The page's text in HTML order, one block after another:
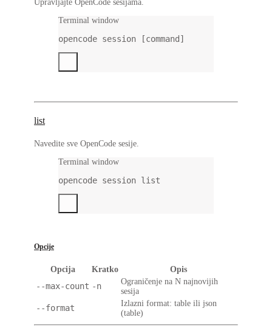
Upravljajte OpenCode sesijama.
Terminal window
opencode session [command]
list
Navedite sve OpenCode sesije.
Terminal window
opencode session list
Opcije
Opcija Kratko Opis
--max-count -n
Ograničenje na N najnovijih
sesija
--format
Izlazni format: table ili json
(table)